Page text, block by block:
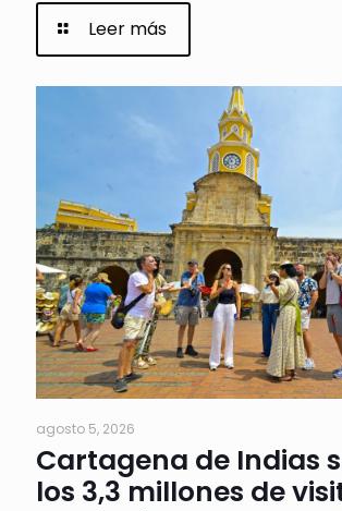
Leer más
agosto 5, 2026
Cartagena de Indias
los 3,3 millones de